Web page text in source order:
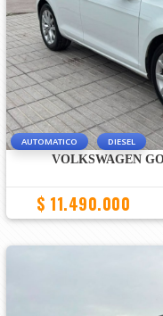
AUTOMATICO DIESEL
VOLKSWAGEN
$ 11.490.000